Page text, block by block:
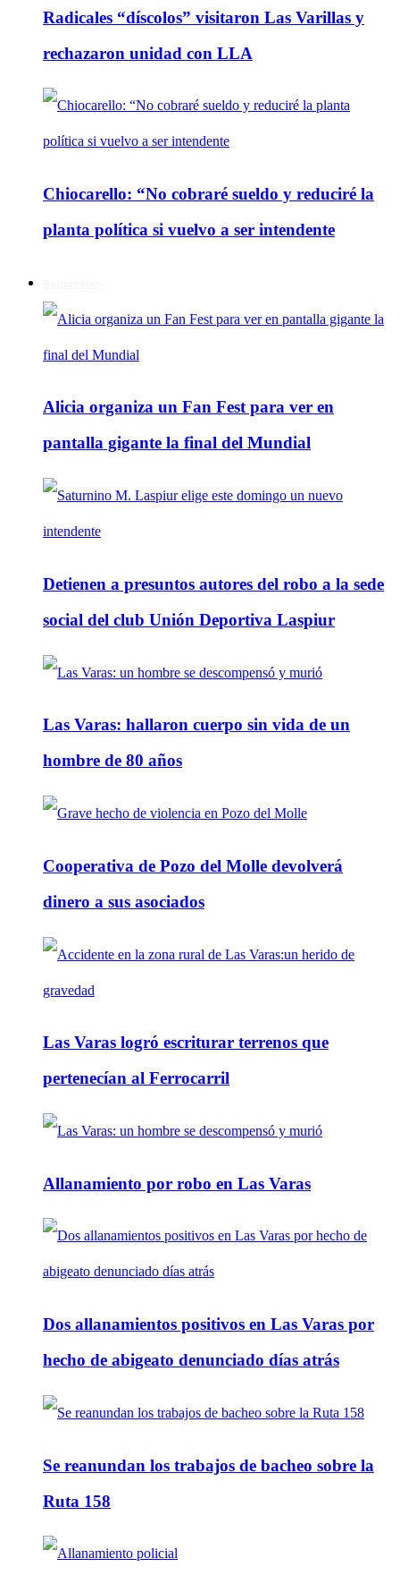
Radicales “díscolos” visitaron Las Varillas y
rechazaron unidad con LLA
Chiocarello: “No cobraré sueldo y reduciré la
planta política si vuelvo a ser intendente
Alicia organiza un Fan Fest para ver en
pantalla gigante la final del Mundial
Detienen a presuntos autores del robo a la sede
social del club Unión Deportiva Laspiur
Las Varas: hallaron cuerpo sin vida de un
hombre de 80 años
Cooperativa de Pozo del Molle devolverá
dinero a sus asociados
Las Varas logró escriturar terrenos que
pertenecían al Ferrocarril
Allanamiento por robo en Las Varas
Dos allanamientos positivos en Las Varas por
hecho de abigeato denunciado días atrás
Se reanundan los trabajos de bacheo sobre la
Ruta 158